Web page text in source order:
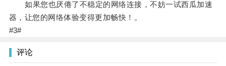
如果您也厌倦了不稳定的网络连接，不妨一试西瓜加速
器，让您的网络体验变得更加畅快！。
#3#
评论